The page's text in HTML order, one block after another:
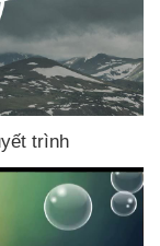
trình